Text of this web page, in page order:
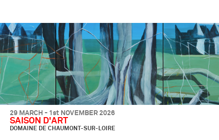
29 MARCH - 1st NOVEMBER 2026
SAISON D'ART
DOMAINE DE CHAUMONT-SUR-LOIRE